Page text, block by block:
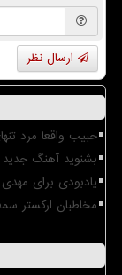
ارسال نظر
حبیب واقعا مرد
بشنوید آهنگ
یادبودی برای مهدی
مخاطبان ارکستر